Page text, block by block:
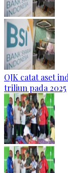
OJK catat aset
triliun pada 2025